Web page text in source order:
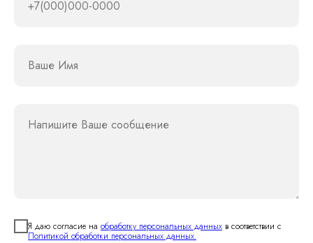
+7(000)000-0000
Ваше Имя
Напишите Ваше сообщение
Я даю согласие на обработку персональных данных в соответствии с
Политикой обработки персональных данных.